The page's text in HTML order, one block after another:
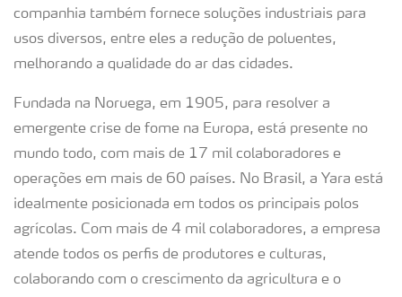
companhia também fornece soluções industriais para
usos diversos, entre eles a redução de poluentes,
melhorando a qualidade do ar das cidades.
Fundada na Noruega, em 1905, para resolver a
emergente crise de fome na Europa, está presente no
mundo todo, com mais de 17 mil colaboradores e
operações em mais de 60 países. No Brasil, a Yara está
idealmente posicionada em todos os principais polos
agrícolas. Com mais de 4 mil colaboradores, a empresa
atende todos os perfis de produtores e culturas,
colaborando com o crescimento da agricultura e o